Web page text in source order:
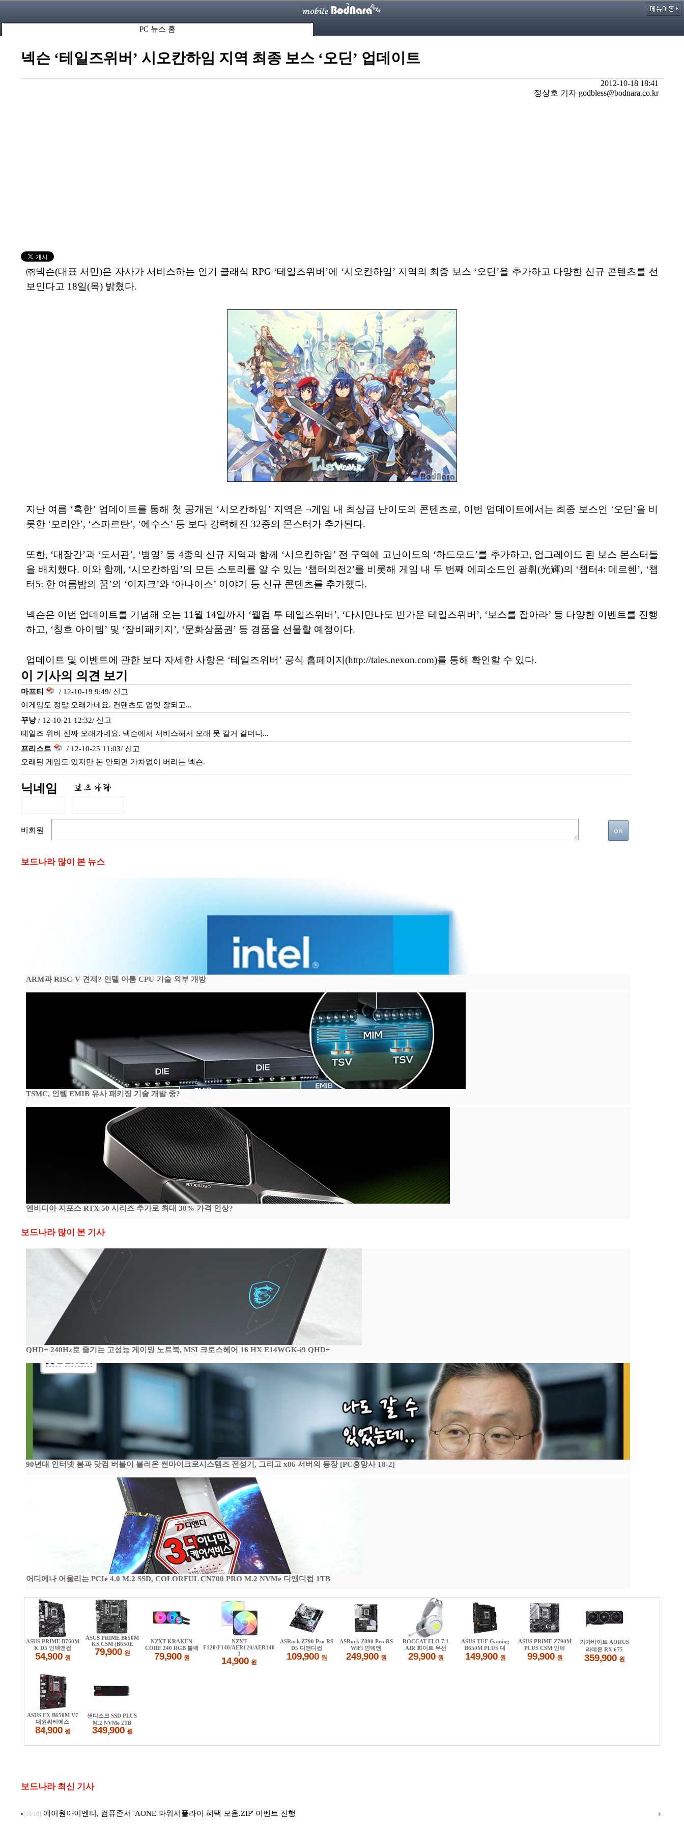
PC 뉴스 홈
넥슨 ‘테일즈위버’ 시오칸하임 지역 최종 보스 ‘오딘’ 업데이트
2012-10-18 18:41
정상호 기자 godbless@bodnara.co.kr
㈜넥슨(대표 서민)은 자사가 서비스하는 인기 클래식 RPG ‘테일즈위버’에 ‘시오칸하임’ 지역의 최종 보스 ‘오딘’을 추가하고 다양한 신규 콘텐츠를 선
보인다고 18일(목) 밝혔다.
지난 여름 ‘혹한’ 업데이트를 통해 첫 공개된 ‘시오칸하임’ 지역은 ¬게임 내 최상급 난이도의 콘텐츠로, 이번 업데이트에서는 최종 보스인 ‘오딘’을 비
롯한 ‘모리안’, ‘스파르탄’, ‘에수스’ 등 보다 강력해진 32종의 몬스터가 추가된다.
또한, ‘대장간’과 ‘도서관’, ‘병영’ 등 4종의 신규 지역과 함께 ‘시오칸하임’ 전 구역에 고난이도의 ‘하드모드’를 추가하고, 업그레이드 된 보스 몬스터들
을 배치했다. 이와 함께, ‘시오칸하임’의 모든 스토리를 알 수 있는 ‘챕터외전2’를 비롯해 게임 내 두 번째 에피소드인 광휘(光輝)의 ‘챕터4: 메르헨’, ‘챕
터5: 한 여름밤의 꿈’의 ‘이자크’와 ‘아나이스’ 이야기 등 신규 콘텐츠를 추가했다.
넥슨은 이번 업데이트를 기념해 오는 11월 14일까지 ‘웰컴 투 테일즈위버’, ‘다시만나도 반가운 테일즈위버’, ‘보스를 잡아라’ 등 다양한 이벤트를 진행
하고, ‘칭호 아이템’ 및 ‘장비패키지’, ‘문화상품권’ 등 경품을 선물할 예정이다.
업데이트 및 이벤트에 관한 보다 자세한 사항은 ‘테일즈위버’ 공식 홈페이지(http://tales.nexon.com)를 통해 확인할 수 있다.
이 기사의 의견 보기
마프티 / 12-10-19 9:49/ 신고
이게임도 정말 오래가네요. 컨텐츠도 업뎃 잘되고...
꾸냥/ 12-10-21 12:32/ 신고
테일즈 위버 진짜 오래가네요. 넥슨에서 서비스해서 오래 못 갈거 같더니...
프리스트
/ 12-10-25 11:03/ 신고
오래된 게임도 있지만 돈 안되면 가차없이 버리는 넥슨.
닉네임
비회원
보드나라 많이 본 뉴스
ARM과 RISC-V 견제? 인텔 아톰 CPU 기술 외부 개방
TSMC, 인텔 EMIB 유사 패키징 기술 개발 중?
엔비디아 지포스 RTX 50 시리즈 추가로 최대 30% 가격 인상?
보드나라 많이 본 기사
QHD+ 240Hz로 즐기는 고성능 게이밍 노트북, MSI 크로스헤어 16 HX E14WGK-i9 QHD+
90년대 인터넷 붐과 닷컴 버블이 불러온 썬마이크로시스템즈 전성기, 그리고 x86 서버의 등장 [PC흥망사 18-2]
어디에나 어울리는 PCIe 4.0 M.2 SSD, COLORFUL CN700 PRO M.2 NVMe 디앤디컴 1TB
보드나라 최신 기사
[10/18] 에이원아이엔티, 컴퓨존서 'AONE 파워서플라이 혜택 모음.ZIP' 이벤트 진행